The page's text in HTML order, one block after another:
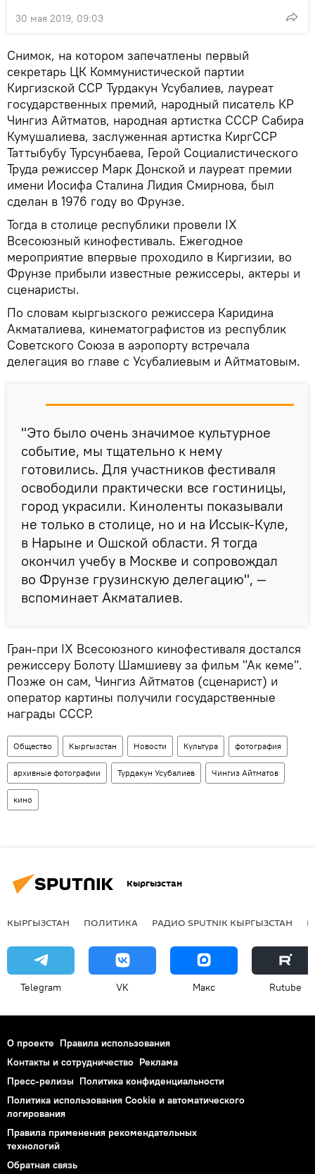
30 мая 2019, 09:03
Снимок, на котором запечатлены первый
секретарь ЦК Коммунистической партии
Киргизской ССР Турдакун Усубалиев, лауреат
государственных премий, народный писатель КР
Чингиз Айтматов, народная артистка СССР Сабира
Кумушалиева, заслуженная артистка КиргССР
Таттыбубу Турсунбаева, Герой Социалистического
Труда режиссер Марк Донской и лауреат премии
имени Иосифа Сталина Лидия Смирнова, был
сделан в 1976 году во Фрунзе.
Тогда в столице республики провели IX
Всесоюзный кинофестиваль. Ежегодное
мероприятие впервые проходило в Киргизии, во
Фрунзе прибыли известные режиссеры, актеры и
сценаристы.
По словам кыргызского режиссера Каридина
Акматалиева, кинематографистов из республик
Советского Союза в аэропорту встречала
делегация во главе с Усубалиевым и Айтматовым.
"Это было очень значимое культурное
событие, мы тщательно к нему
готовились. Для участников фестиваля
освободили практически все гостиницы,
город украсили. Киноленты показывали
не только в столице, но и на Иссык-Куле,
в Нарыне и Ошской области. Я тогда
окончил учебу в Москве и сопровождал
во Фрунзе грузинскую делегацию", —
вспоминает Акматалиев.
Гран-при IX Всесоюзного кинофестиваля достался
режиссеру Болоту Шамшиеву за фильм "Ак кеме".
Позже он сам, Чингиз Айтматов (сценарист) и
оператор картины получили государственные
награды СССР.
Общество Кыргызстан Новости Культура фотография
архивные фотографии Турдакун Усубалиев Чингиз Айтматов
кино
Кыргызстан
КЫРГЫЗСТАН ПОЛИТИКА РАДИО SPUTNIK КЫРГЫЗСТАН
Telegram VK Макс Rutube
О проекте Правила использования
Контакты и сотрудничество Реклама
Пресс-релизы Политика конфиденциальности
Политика использования Cookie и автоматического
логирования
Правила применения рекомендательных
технологий
Обратная связь